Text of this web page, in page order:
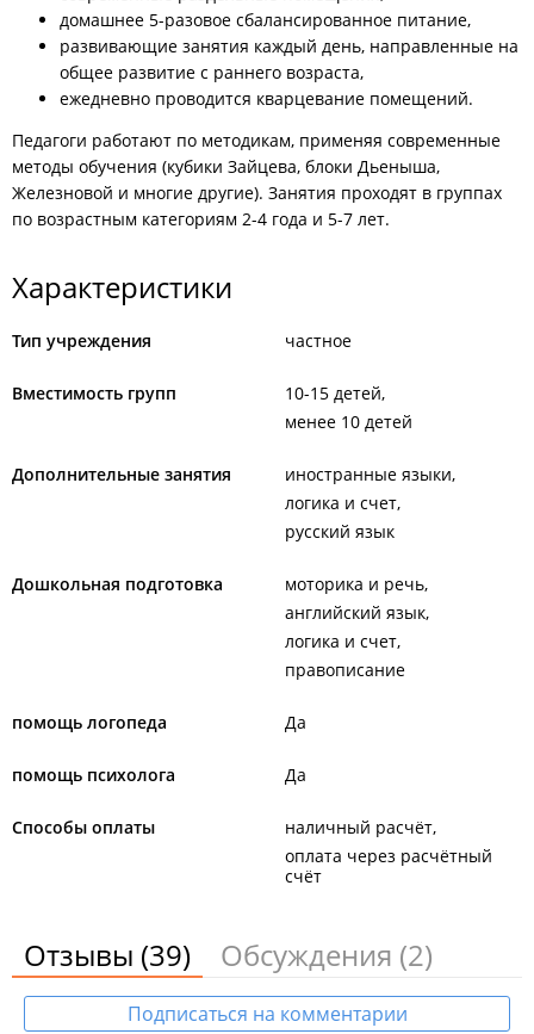
домашнее 5-разовое сбалансированное питание,
развивающие занятия каждый день, направленные на
общее развитие с раннего возраста,
ежедневно проводится кварцевание помещений.
Педагоги работают по методикам, применяя современные
методы обучения (кубики Зайцева, блоки Дьеныша,
Железновой и многие другие). Занятия проходят в группах
по возрастным категориям 2-4 года и 5-7 лет.
Характеристики
Тип учреждения частное
Вместимость групп
10-15 детей
менее 10 детей
Дополнительные занятия
иностранные языки
логика и счет
русский язык
Дошкольная подготовка
моторика и речь
английский язык
логика и счет
правописание
помощь логопеда Да
помощь психолога Да
Способы оплаты
наличный расчёт
оплата через расчётный
счёт
Отзывы (39) Обсуждения (2)
Подписаться на комментарии